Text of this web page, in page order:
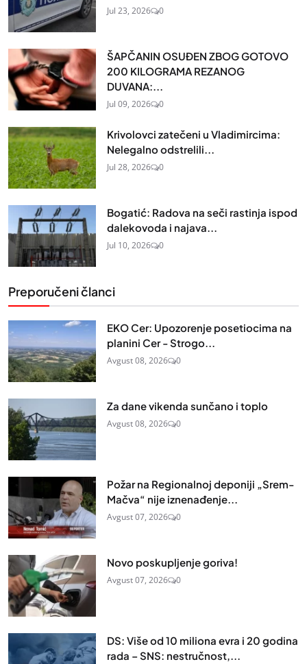
Jul 23, 2026 0
ŠAPČANIN OSUĐEN ZBOG GOTOVO
200 KILOGRAMA REZANOG
DUVANA:...
Jul 09, 2026 0
Krivolovci zatečeni u Vladimircima:
Nelegalno odstrelili...
Jul 28, 2026 0
Bogatić: Radova na seči rastinja ispod
dalekovoda i najava...
Jul 10, 2026 0
Preporučeni članci
EKO Cer: Upozorenje posetiocima na
planini Cer - Strogo...
Avgust 08, 2026 0
Za dane vikenda sunčano i toplo
Avgust 08, 2026 0
Požar na Regionalnoj deponiji „Srem-
Mačva“ nije iznenađenje...
Avgust 07, 2026 0
Novo poskupljenje goriva!
Avgust 07, 2026 0
DS: Više od 10 miliona evra i 20 godina
rada – SNS: nestručnost,...